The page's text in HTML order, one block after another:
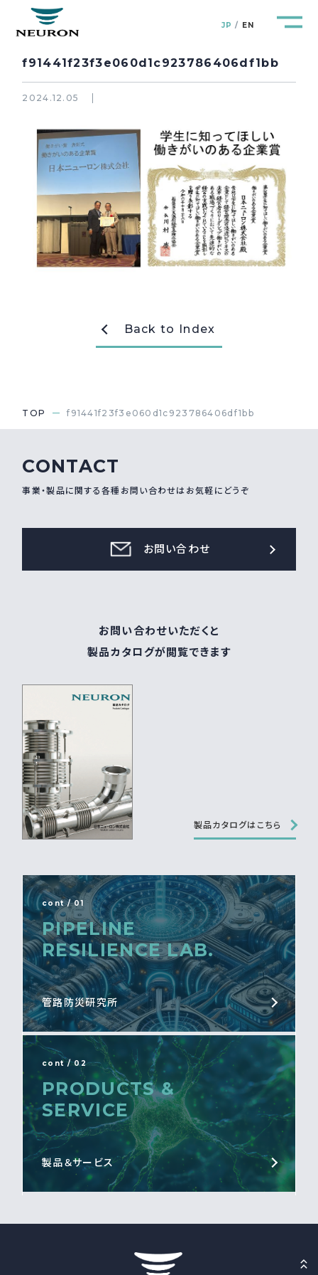
JP EN
管路防災研究所 Pipeline Resilience Lab.
企業情報
製品＆サービス Products&Service
研究開発 R&D
Recruit
お問い合わせ
f91441f23f3e060d1c923786406df1bb
2024.12.05
Back to Index
TOP f91441f23f3e060d1c923786406df1bb
CONTACT
事業・製品に関する各種お問い合わせはお気軽にどうぞ
お問い合わせ
お問い合わせいただくと
製品カタログが閲覧できます
製品カタログはこちら
cont / 01
PIPELINE
RESILIENCE LAB.
管路防災研究所
cont / 02
PRODUCTS &
SERVICE
製品＆サービス